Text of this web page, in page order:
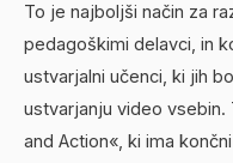
To je najboljši način za
pedagoškimi delavci, in
ustvarjalni učenci, ki jih
ustvarjanju video
and Action«, ki ima